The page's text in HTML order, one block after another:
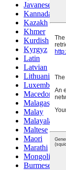
Javanese
Kannada
Kazakh
Khmer
Kurdish
Kyrgyz
Latin
Latvian
Lithuanian
Luxembou..
Macedonian
Malagasy
Malay
Malayalam
Maltese
Maori
Marathi
Mongolian
Burmese